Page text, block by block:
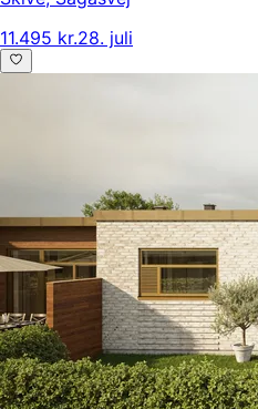
11.495 kr.28. juli